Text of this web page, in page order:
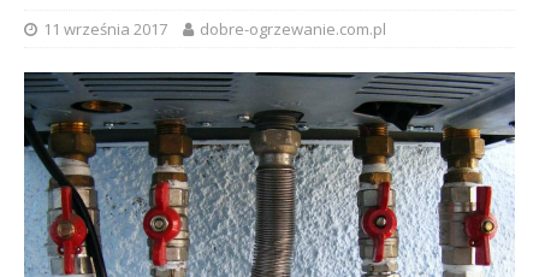
11 września 2017 dobre-ogrzewanie.com.pl